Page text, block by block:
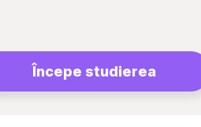
Începe studierea